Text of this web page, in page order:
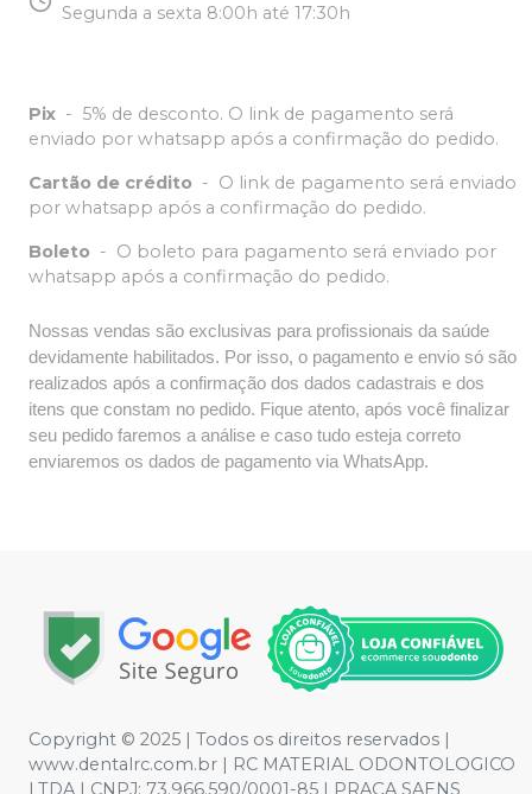
Segunda a sexta 8:00h até 17:30h
Pix - 5% de desconto. O link de pagamento será
enviado por whatsapp após a confirmação do pedido.
Cartão de crédito - O link de pagamento será enviado
por whatsapp após a confirmação do pedido.
Boleto - O boleto para pagamento será enviado por
whatsapp após a confirmação do pedido.
Nossas vendas são exclusivas para profissionais da saúde
devidamente habilitados. Por isso, o pagamento e envio só são
realizados após a confirmação dos dados cadastrais e dos
itens que constam no pedido. Fique atento, após você finalizar
seu pedido faremos a análise e caso tudo esteja correto
enviaremos os dados de pagamento via WhatsApp.
Copyright © 2025 | Todos os direitos reservados |
www.dentalrc.com.br | RC MATERIAL ODONTOLOGICO
LTDA | CNPJ: 73.966.590/0001-85 | PRAÇA SAENS